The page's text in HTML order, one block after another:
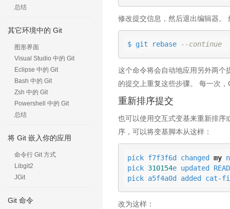
总结
其它环境中的 Git
图形界面
Visual Studio 中的 Git
Eclipse 中的 Git
Bash 中的 Git
Zsh 中的 Git
Powershell 中的 Git
总结
将 Git 嵌入你的应用
命令行 Git 方式
Libgit2
JGit
Git 命令
修改提交信息，然后退出编辑器。
$ git rebase --continue
这个命令将会自动地应用另外两个
的提交上重复这些步骤。 每一次
重新排序提交
也可以使用交互式变基来重新排序
序，可以将变基脚本从这样：
pick f7f3f6d changed my
pick 310154e updated
pick a5f4a0d added cat-
改为这样：